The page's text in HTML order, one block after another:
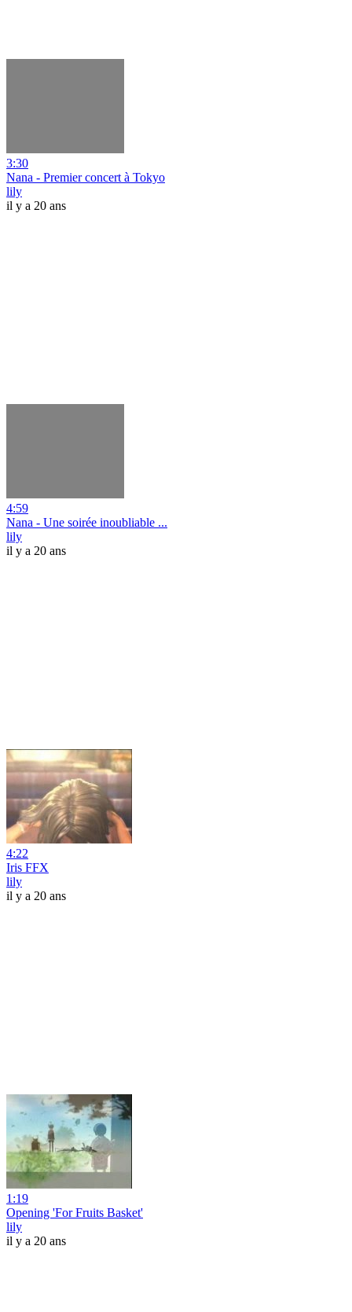
3:30
Nana - Premier concert à Tokyo
lily
il y a 20 ans
4:59
Nana - Une soirée inoubliable ...
lily
il y a 20 ans
4:22
Iris FFX
lily
il y a 20 ans
1:19
Opening 'For Fruits Basket'
lily
il y a 20 ans